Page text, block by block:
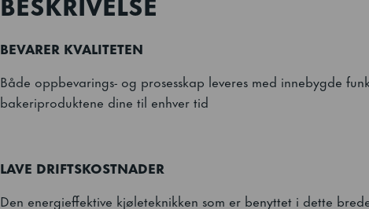
BEVARER KVALITETEN
Både oppbevarings- og prosesskap leveres med innebygde
bakeriproduktene dine til enhver tid
LAVE DRIFTSKOSTNADER
Den energieffektive kjøleteknikken som er benyttet i dette